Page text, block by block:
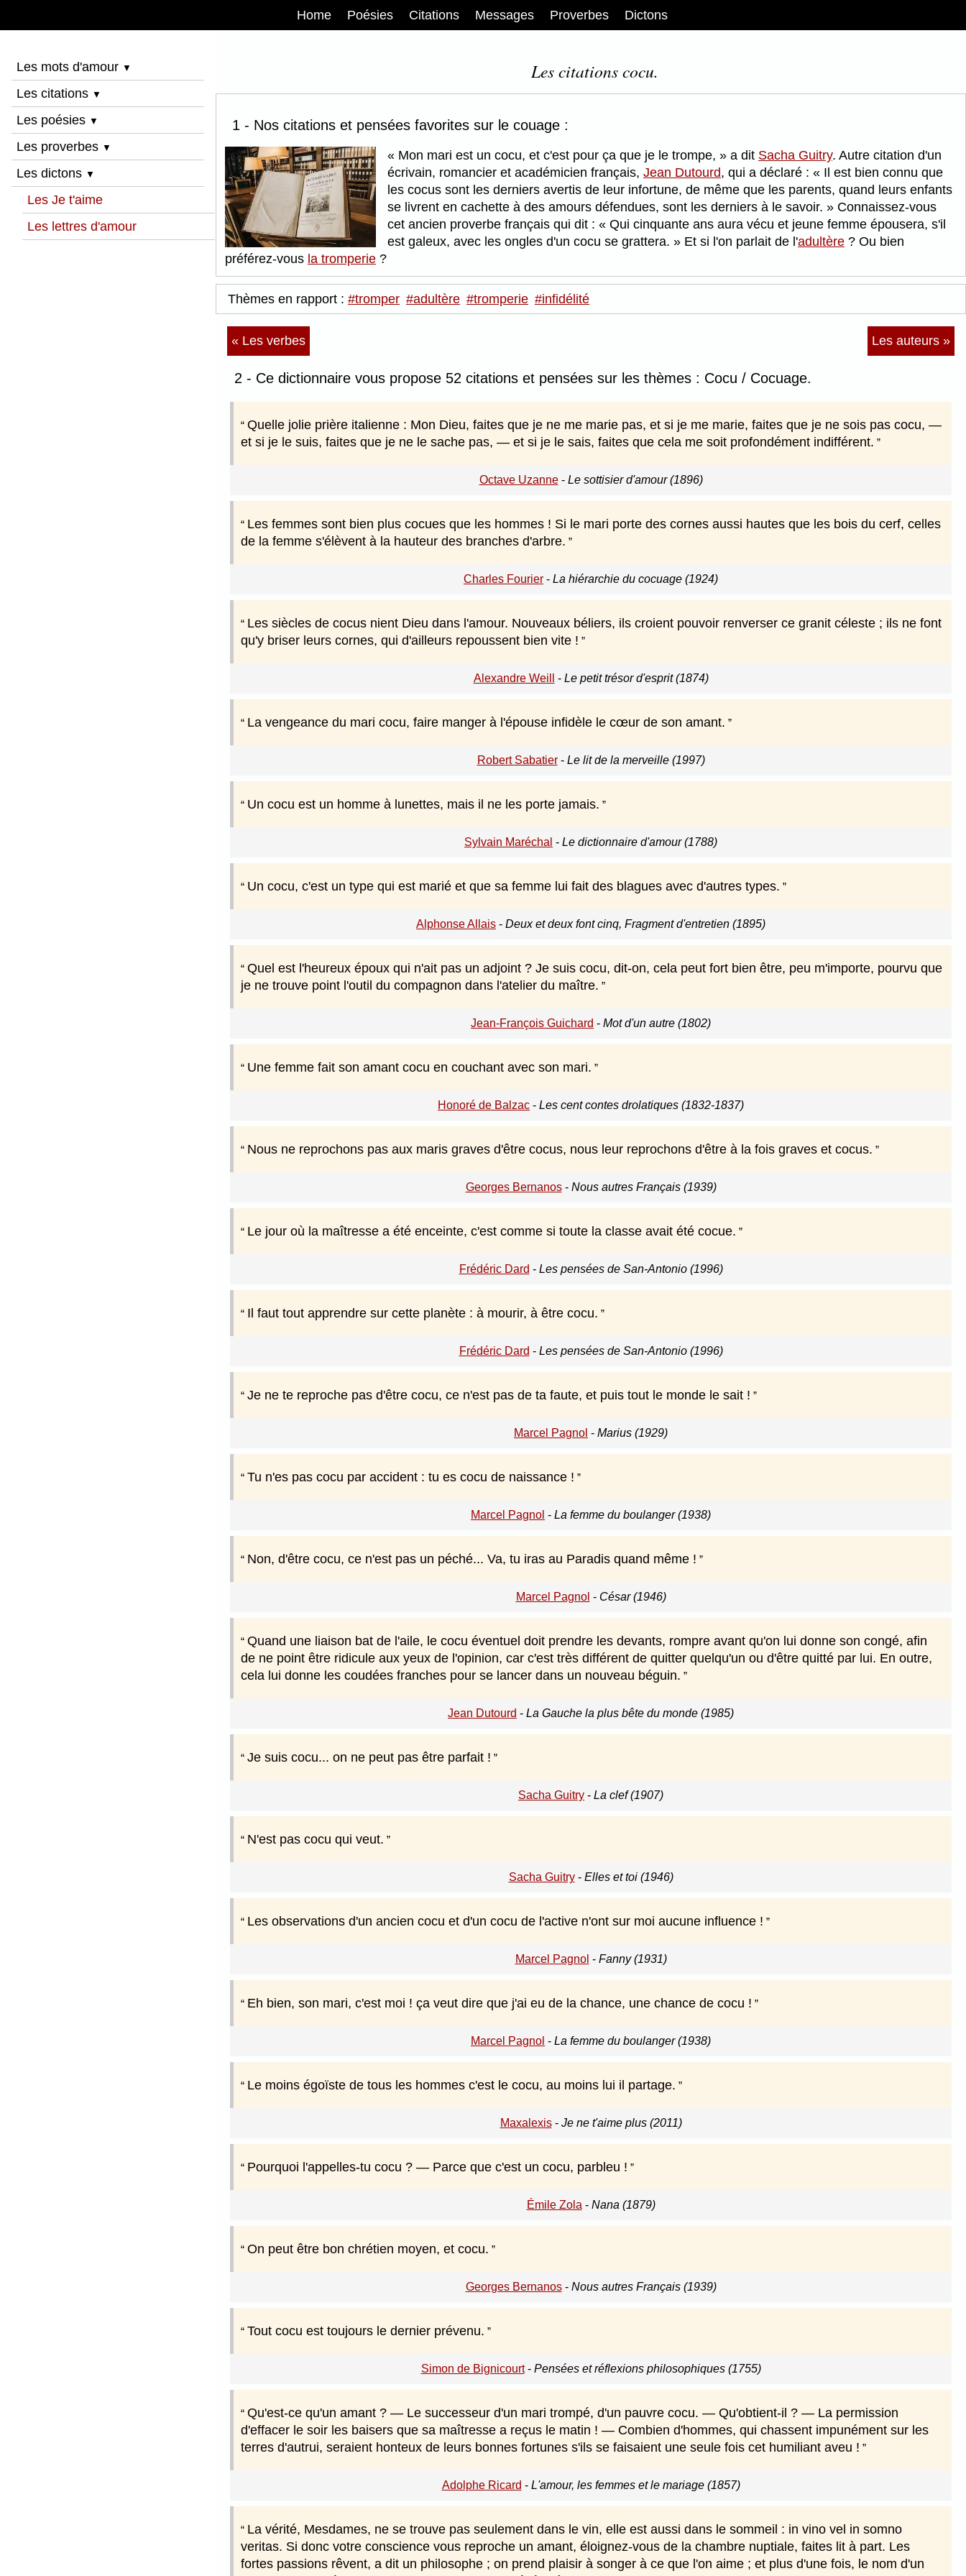
Home Poésies Citations Messages Proverbes Dictons
Les mots d'amour ▼
Les citations ▼
Les poésies ▼
Les proverbes ▼
Les dictons ▼
Les Je t'aime
Les lettres d'amour
Les citations cocu.
1 - Nos citations et pensées favorites sur le couage :
Mon mari est un cocu, et c'est pour ça que je le trompe, a dit Sacha Guitry. Autre citation d'un
écrivain, romancier et académicien français, Jean Dutourd, qui a déclaré :
Il est bien connu que
les cocus sont les derniers avertis de leur infortune, de même que les parents, quand leurs enfants
se livrent en cachette à des amours défendues, sont les derniers à le savoir.
Connaissez-vous
cet ancien proverbe français qui dit :
Qui cinquante ans aura vécu et jeune femme épousera, s'il
est galeux, avec les ongles d'un cocu se grattera.
Et si l'on parlait de l'adultère ? Ou bien
préférez-vous la tromperie ?
Thèmes en rapport : #tromper #adultère #tromperie #infidélité
« Les verbes Les auteurs »
2 - Ce dictionnaire vous propose 52 citations et pensées sur les thèmes : Cocu / Cocuage.
Quelle jolie prière italienne : Mon Dieu, faites que je ne me marie pas, et si je me marie, faites que je ne sois pas cocu, —
et si je le suis, faites que je ne le sache pas, — et si je le sais, faites que cela me soit profondément indifférent.
Octave Uzanne- Le sottisier d'amour (1896)
Les femmes sont bien plus cocues que les hommes ! Si le mari porte des cornes aussi hautes que les bois du cerf, celles
de la femme s'élèvent à la hauteur des branches d'arbre.
Charles Fourier - La hiérarchie du cocuage (1924)
Les siècles de cocus nient Dieu dans l'amour. Nouveaux béliers, ils croient pouvoir renverser ce granit céleste ; ils ne font
qu'y briser leurs cornes, qui d'ailleurs repoussent bien vite !
Alexandre Weill - Le petit trésor d'esprit (1874)
La vengeance du mari cocu, faire manger à l'épouse infidèle le cœur de son amant.
Robert Sabatier- Le lit de la merveille (1997)
Un cocu est un homme à lunettes, mais il ne les porte jamais.
Sylvain Maréchal - Le dictionnaire d'amour (1788)
Un cocu, c'est un type qui est marié et que sa femme lui fait des blagues avec d'autres types.
Alphonse Allais - Deux et deux font cinq, Fragment d'entretien (1895)
Quel est l'heureux époux qui n'ait pas un adjoint ? Je suis cocu, dit-on, cela peut fort bien être, peu m'importe, pourvu que
je ne trouve point l'outil du compagnon dans l'atelier du maître.
Jean-François Guichard - Mot d'un autre (1802)
Une femme fait son amant cocu en couchant avec son mari.
Honoré de Balzac - Les cent contes drolatiques (1832-1837)
Nous ne reprochons pas aux maris graves d'être cocus, nous leur reprochons d'être à la fois graves et cocus.
Georges Bernanos- Nous autres Français (1939)
Le jour où la maîtresse a été enceinte, c'est comme si toute la classe avait été cocue.
Frédéric Dard - Les pensées de San-Antonio (1996)
Il faut tout apprendre sur cette planète : à mourir, à être cocu.
Frédéric Dard - Les pensées de San-Antonio (1996)
Je ne te reproche pas d'être cocu, ce n'est pas de ta faute, et puis tout le monde le sait !
Marcel Pagnol - Marius (1929)
Tu n'es pas cocu par accident : tu es cocu de naissance !
Marcel Pagnol - La femme du boulanger (1938)
Non, d'être cocu, ce n'est pas un péché... Va, tu iras au Paradis quand même !
Marcel Pagnol - César (1946)
Quand une liaison bat de l'aile, le cocu éventuel doit prendre les devants, rompre avant qu'on lui donne son congé, afin
de ne point être ridicule aux yeux de l'opinion, car c'est très différent de quitter quelqu'un ou d'être quitté par lui. En outre,
cela lui donne les coudées franches pour se lancer dans un nouveau béguin.
Jean Dutourd - La Gauche la plus bête du monde (1985)
Je suis cocu... on ne peut pas être parfait !
Sacha Guitry - La clef (1907)
N'est pas cocu qui veut.
Sacha Guitry- Elles et toi (1946)
Les observations d'un ancien cocu et d'un cocu de l'active n'ont sur moi aucune influence !
Marcel Pagnol - Fanny (1931)
Eh bien, son mari, c'est moi ! ça veut dire que j'ai eu de la chance, une chance de cocu !
Marcel Pagnol - La femme du boulanger (1938)
Le moins égoïste de tous les hommes c'est le cocu, au moins lui il partage.
Maxalexis- Je ne t'aime plus (2011)
Pourquoi l'appelles-tu cocu ? — Parce que c'est un cocu, parbleu !
Émile Zola - Nana (1879)
On peut être bon chrétien moyen, et cocu.
Georges Bernanos- Nous autres Français (1939)
Tout cocu est toujours le dernier prévenu.
Simon de Bignicourt- Pensées et réflexions philosophiques (1755)
Qu'est-ce qu'un amant ? — Le successeur d'un mari trompé, d'un pauvre cocu. — Qu'obtient-il ? — La permission
d'effacer le soir les baisers que sa maîtresse a reçus le matin ! — Combien d'hommes, qui chassent impunément sur les
terres d'autrui, seraient honteux de leurs bonnes fortunes s'ils se faisaient une seule fois cet humiliant aveu !
Adolphe Ricard - L'amour, les femmes et le mariage (1857)
La vérité, Mesdames, ne se trouve pas seulement dans le vin, elle est aussi dans le sommeil : in vino vel in somno
veritas. Si donc votre conscience vous reproche un amant, éloignez-vous de la chambre nuptiale, faites lit à part. Les
fortes passions rêvent, a dit un philosophe ; on prend plaisir à songer à ce que l'on aime ; et plus d'une fois, le nom d'un